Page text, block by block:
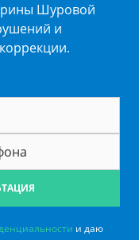
Шуровой
и
и даю